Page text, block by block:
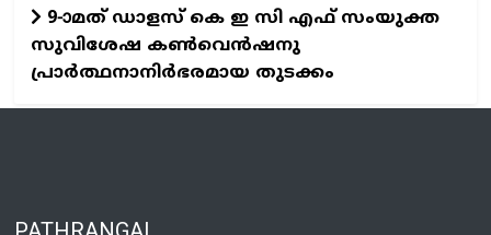
9-ാമത് ഡാളസ് കെ ഇ സി എഫ് സംയുക്ത
സുവിശേഷ കൺവെൻഷനു
പ്രാർത്ഥനാനിർഭരമായ തുടക്കം